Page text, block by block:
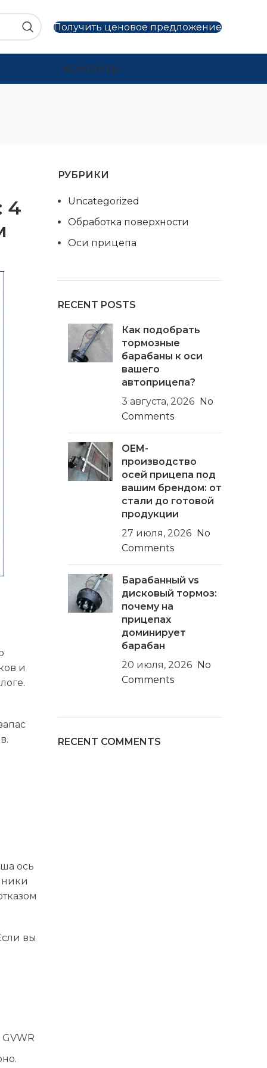
Получить ценовое предложение
КОНТАКТЫ
4
и
ось
вы
РУБРИКИ
Uncategorized
Обработка поверхности
Оси прицепа
RECENT POSTS
Как подобрать
тормозные
барабаны к оси
вашего
автоприцепа?
3 августа, 2026 No
Comments
OEM-
производство
осей прицепа под
вашим брендом: от
стали до готовой
продукции
27 июля, 2026 No
Comments
Барабанный vs
дисковый тормоз:
почему на
прицепах
доминирует
барабан
20 июля, 2026 No
Comments
RECENT COMMENTS